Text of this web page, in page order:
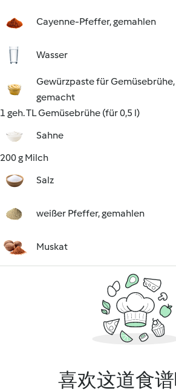
Cayenne-Pfeffer, gemahlen
Wasser
Gewürzpaste für
gemacht
1 geh. TL Gemüsebrühe (für 0,5 l)
Sahne
200 g Milch
Salz
weißer Pfeffer, gemahlen
Muskat
喜欢这道食谱